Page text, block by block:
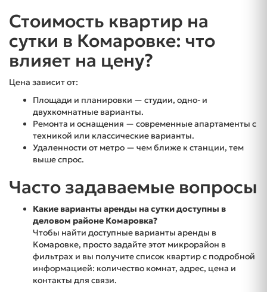
Стоимость квартир на
сутки в Комаровке: что
влияет на цену?
Цена зависит от:
Площади и планировки — студии, одно- и
двухкомнатные варианты.
Ремонта и оснащения — современные апартаменты с
техникой или классические варианты.
Удаленности от метро — чем ближе к станции, тем
выше спрос.
Часто задаваемые вопросы
Какие варианты аренды на сутки доступны в
деловом районе Комаровка?
Чтобы найти доступные варианты аренды в
Комаровке, просто задайте этот микрорайон в
фильтрах и вы получите список квартир с подробной
информацией: количество комнат, адрес, цена и
контакты для связи.